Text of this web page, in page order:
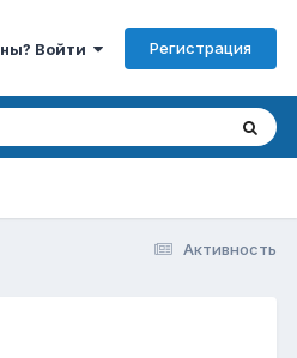
Войти Регистрация
Активность